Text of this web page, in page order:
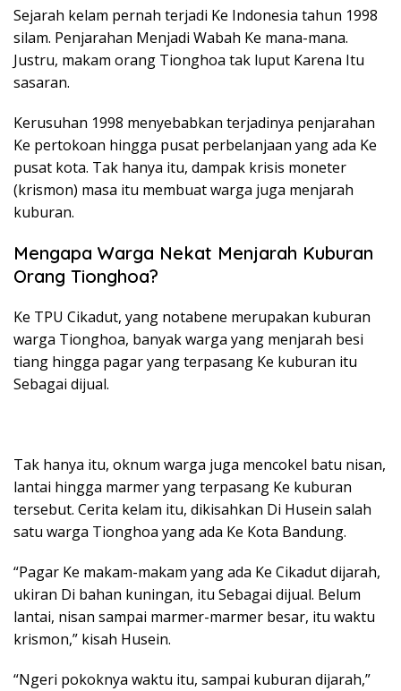
Sejarah kelam pernah terjadi Ke Indonesia tahun 1998
silam. Penjarahan Menjadi Wabah Ke mana-mana.
Justru, makam orang Tionghoa tak luput Karena Itu
sasaran.
Kerusuhan 1998 menyebabkan terjadinya penjarahan
Ke pertokoan hingga pusat perbelanjaan yang ada Ke
pusat kota. Tak hanya itu, dampak krisis moneter
(krismon) masa itu membuat warga juga menjarah
kuburan.
Mengapa Warga Nekat Menjarah Kuburan
Orang Tionghoa?
Ke TPU Cikadut, yang notabene merupakan kuburan
warga Tionghoa, banyak warga yang menjarah besi
tiang hingga pagar yang terpasang Ke kuburan itu
Sebagai dijual.
Tak hanya itu, oknum warga juga mencokel batu nisan,
lantai hingga marmer yang terpasang Ke kuburan
tersebut. Cerita kelam itu, dikisahkan Di Husein salah
satu warga Tionghoa yang ada Ke Kota Bandung.
“Pagar Ke makam-makam yang ada Ke Cikadut dijarah,
ukiran Di bahan kuningan, itu Sebagai dijual. Belum
lantai, nisan sampai marmer-marmer besar, itu waktu
krismon,” kisah Husein.
“Ngeri pokoknya waktu itu, sampai kuburan dijarah,”